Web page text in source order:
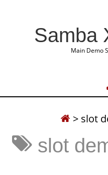
Samba
Main Demo
> slot
slot